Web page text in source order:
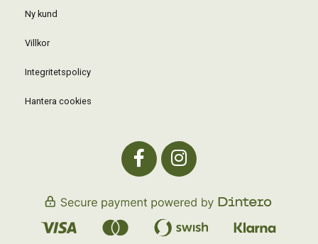
Ny kund
Villkor
Integritetspolicy
Hantera cookies